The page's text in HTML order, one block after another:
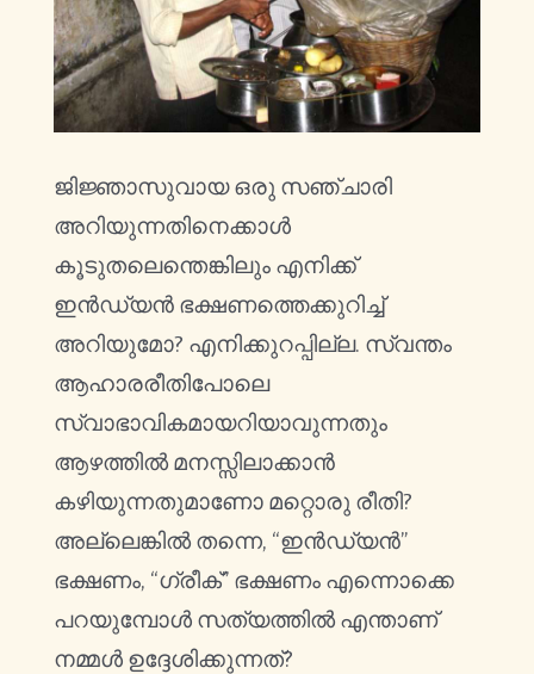
ജിജ്ഞാസുവായ ഒരു സഞ്ചാരി
അറിയുന്നതിനെക്കാൾ
കൂടുതലെന്തെങ്കിലും എനിക്ക്
ഇൻഡ്യൻ ഭക്ഷണത്തെക്കുറിച്ച്
അറിയുമോ? എനിക്കുറപ്പില്ല. സ്വന്തം
ആഹാരരീതിപോലെ
സ്വാഭാവികമായറിയാവുന്നതും
ആഴത്തിൽ മനസ്സിലാക്കാൻ
കഴിയുന്നതുമാണോ മറ്റൊരു രീതി?
അല്ലെങ്കിൽ തന്നെ, “ഇൻഡ്യൻ”
ഭക്ഷണം, “ഗ്രീക്” ഭക്ഷണം എന്നൊക്കെ
പറയുമ്പോൾ സത്യത്തിൽ എന്താണ്
നമ്മൾ ഉദ്ദേശിക്കുന്നത്?